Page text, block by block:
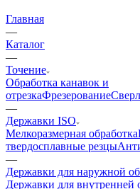
Главная
—
Каталог
—
Точение
Обработка канавок и
отрезкаФрезерование
—
Державки ISO
Мелкоразмерная обработка
твердосплавные резцы
—
Державки для наружной
Державки для внутренней